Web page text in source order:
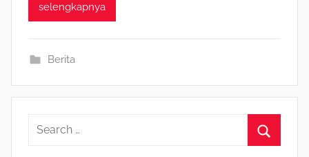
selengkapnya
Berita